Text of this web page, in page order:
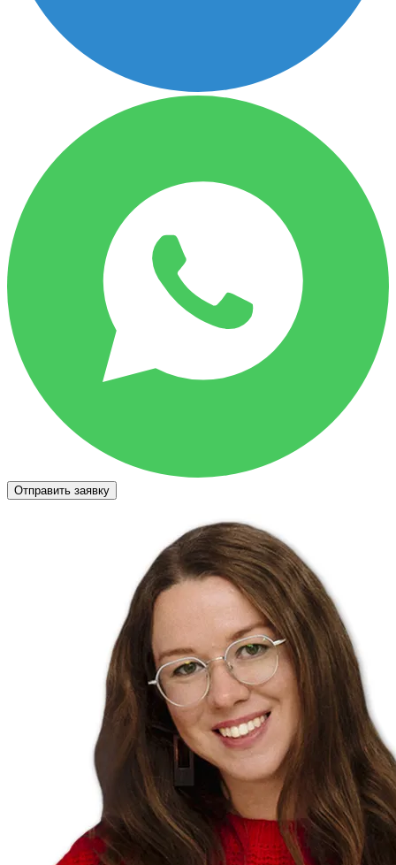
Отправить заявку